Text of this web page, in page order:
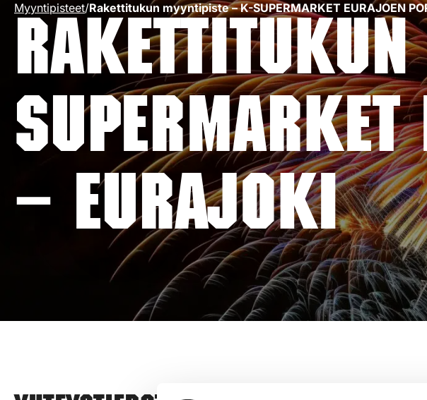
Myyntipisteet/Rakettitukun myyntipiste – K-SUPERMARKET EURAJOEN
Rakettitukun
SUPERMARKET
– EURAJOKI